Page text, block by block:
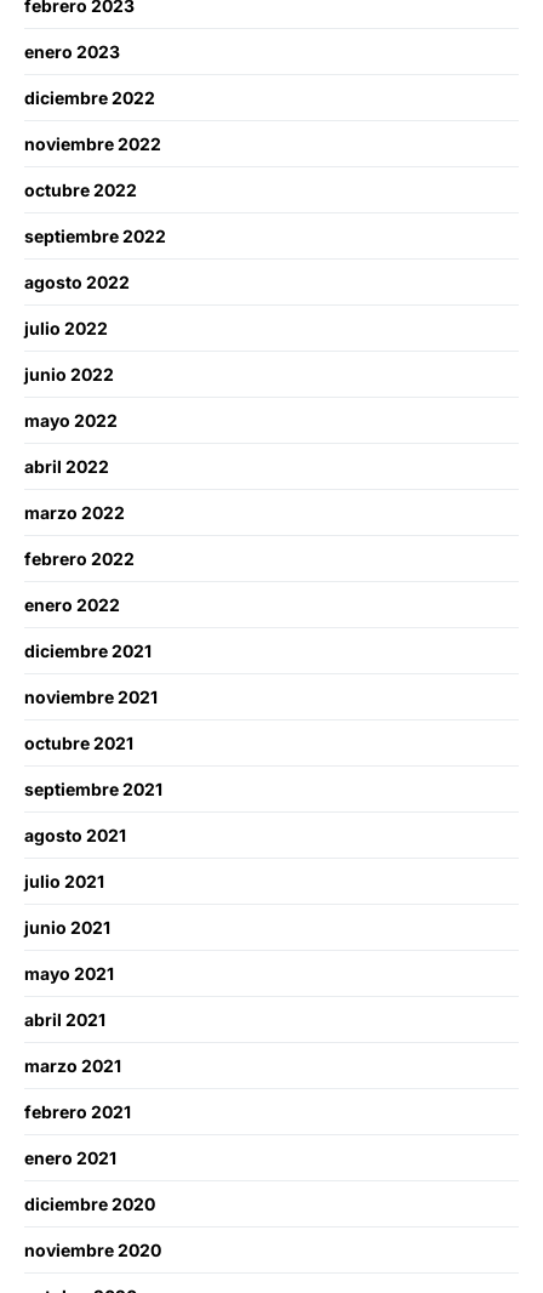
febrero 2023
enero 2023
diciembre 2022
noviembre 2022
octubre 2022
septiembre 2022
agosto 2022
julio 2022
junio 2022
mayo 2022
abril 2022
marzo 2022
febrero 2022
enero 2022
diciembre 2021
noviembre 2021
octubre 2021
septiembre 2021
agosto 2021
julio 2021
junio 2021
mayo 2021
abril 2021
marzo 2021
febrero 2021
enero 2021
diciembre 2020
noviembre 2020